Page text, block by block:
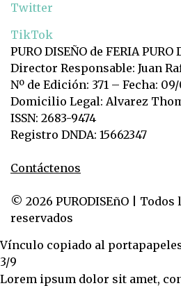
Twitter
TikTok
PURO DISEÑO de FERIA PURO
Director Responsable: Juan
Nº de Edición: 371 – Fecha:
Domicilio Legal: Alvarez
ISSN: 2683-9474
Registro DNDA: 15662347
Contáctenos
© 2026 PURODISEñO | Todos
reservados
Vínculo copiado al
3/9
Lorem ipsum dolor sit amet,